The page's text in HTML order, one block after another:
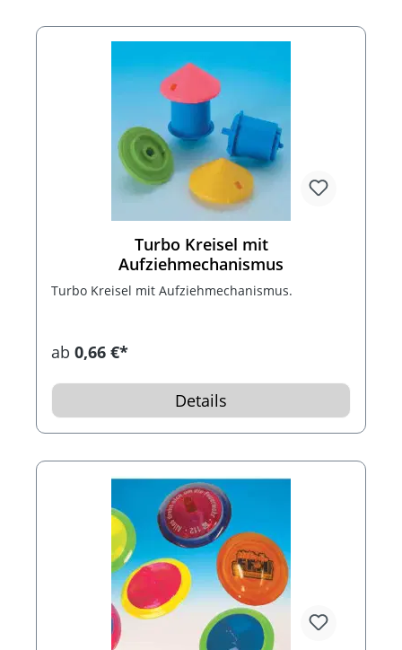
Turbo Kreisel mit
Aufziehmechanismus
Turbo Kreisel mit Aufziehmechanismus.
ab 0,66 €*
Details